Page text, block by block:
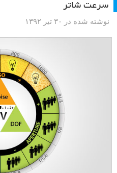
سرعت شاتر
نوشته شده در ۳۰ تیر ۱۳۹۲